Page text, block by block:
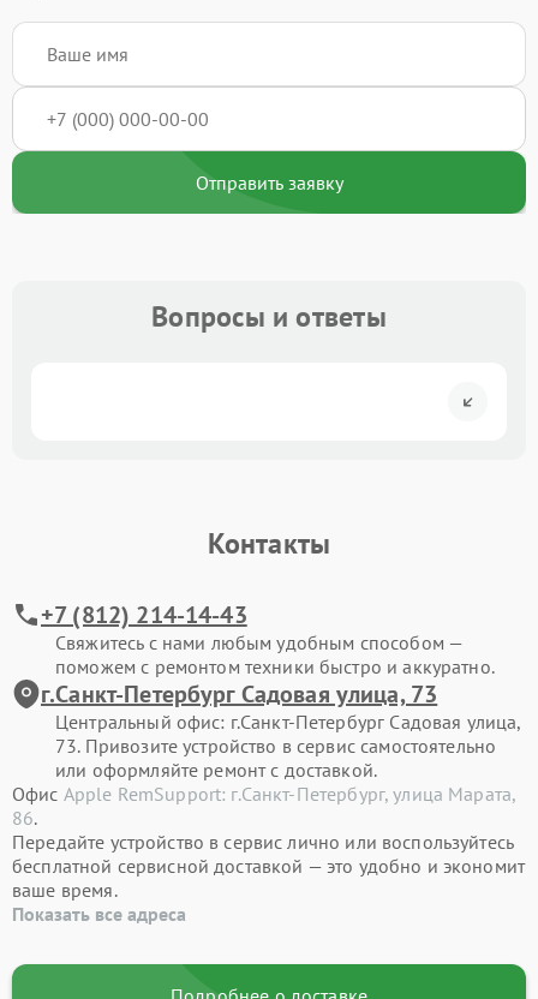
Отправить заявку
Вопросы и ответы
Контакты
+7 (812) 214-14-43
Свяжитесь с нами любым удобным способом —
поможем с ремонтом техники быстро и аккуратно.
г.Санкт-Петербург Садовая улица, 73
Центральный офис: г.Санкт-Петербург Садовая улица,
73. Привозите устройство в сервис самостоятельно
или оформляйте ремонт с доставкой.
Офис Apple RemSupport: г.Санкт-Петербург, улица Марата,
86.
Передайте устройство в сервис лично или воспользуйтесь
бесплатной сервисной доставкой — это удобно и экономит
ваше время.
Показать все адреса